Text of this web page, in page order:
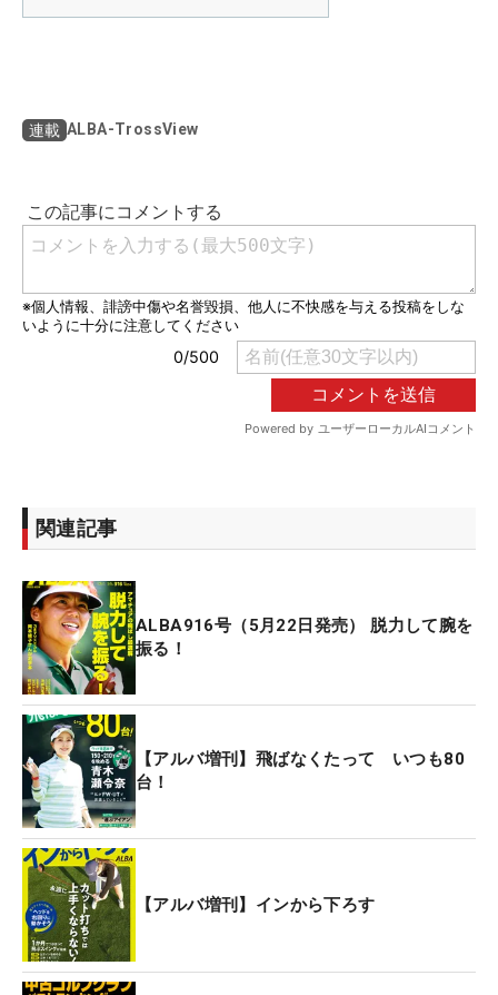
連載 ALBA-TrossView
関連記事
ALBA916号（5月22日発売） 脱力して腕を
振る！
【アルバ増刊】飛ばなくたって いつも80
台！
【アルバ増刊】インから下ろす